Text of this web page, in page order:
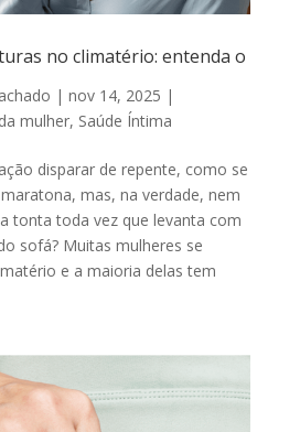
no climatério: entenda o
| nov 14, 2025 |
mulher, Saúde Íntima
disparar de repente, como se
mas, na verdade, nem
tonta toda vez que levanta com
sofá? Muitas mulheres se
e a maioria delas tem